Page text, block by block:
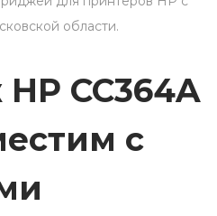
области.
CC364A
с